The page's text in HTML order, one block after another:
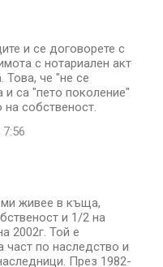
и се договорете с
с нотариален акт
Това, че "не се
и са "пето поколение"
собственост.
живее в къща,
и 1/2 на
2002г. Той е
по наследство и
През 1982-